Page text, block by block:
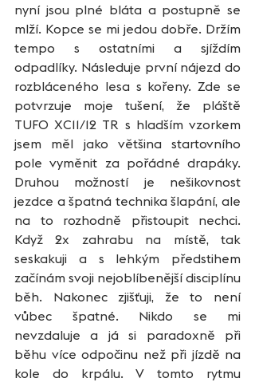
nyní jsou plné bláta a postupně se
mlží. Kopce se mi jedou dobře. Držím
tempo s ostatními a sjíždím
odpadlíky. Následuje první nájezd do
rozbláceného lesa s kořeny. Zde se
potvrzuje moje tušení, že pláště
TUFO XC11/12 TR s hladším vzorkem
jsem měl jako většina startovního
pole vyměnit za pořádné drapáky.
Druhou možností je nešikovnost
jezdce a špatná technika šlapání, ale
na to rozhodně přistoupit nechci.
Když 2x zahrabu na místě, tak
seskakuji a s lehkým předstihem
začínám svoji nejoblíbenější disciplínu
běh. Nakonec zjišťuji, že to není
vůbec špatné. Nikdo se mi
nevzdaluje a já si paradoxně při
běhu více odpočinu než při jízdě na
kole do krpálu. V tomto rytmu